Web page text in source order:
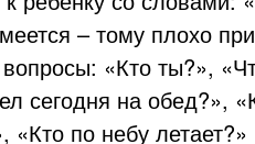
– тому плохо
«Кто ты?»,
сегодня на обед?»,
по небу